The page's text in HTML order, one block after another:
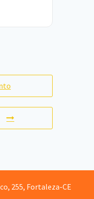
255, Fortaleza-CE